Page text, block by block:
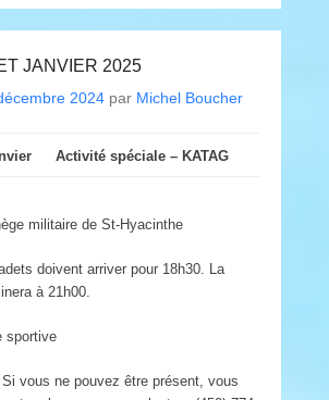
JANVIER 2025
2024 par Michel Boucher
Activité spéciale – KATAG
militaire de St-Hyacinthe
doivent arriver pour 18h30. La
à 21h00.
sportive
Si vous ne pouvez être présent, vous